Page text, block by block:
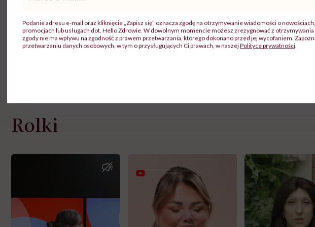
Mastektomia u kobiet z nowotworem pozostawia około 20-centymetrową
kobiety czują się niekomfortowo i mało atrakcyjnie. Bo przecież w naszej
Rolki
mail*
Podanie adresu e-mail oraz kliknięcie „Zapisz się” oznacza zgodę na otrzymywanie wiadomości o
promocjach lub usługach dot. Hello Zdrowie. W dowolnym momencie możesz zrezygnować z
zgody nie ma wpływu na zgodność z prawem przetwarzania, którego dokonano przed jej wycofaniem.
przetwarzaniu danych osobowych, w tym o przysługujących Ci prawach, w naszejPolityce prywatności.